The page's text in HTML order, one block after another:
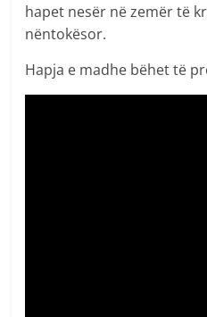
hapet nesër në zemër të
nëntokësor.
Hapja e madhe bëhet të